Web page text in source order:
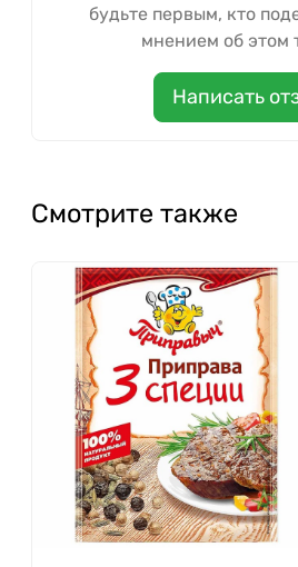
будьте первым, кто
мнением об этом
Написать
Смотрите также